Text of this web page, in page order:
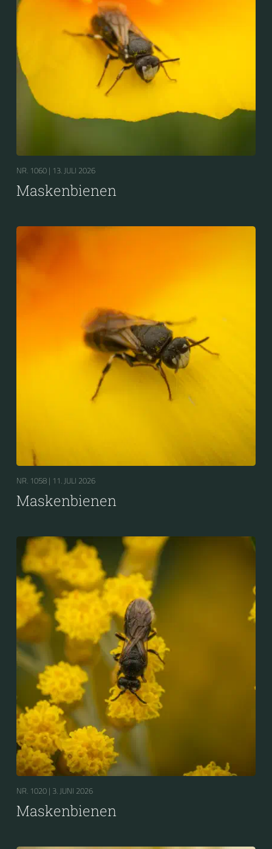
NR. 1060 | 13. JULI 2026
Maskenbienen
NR. 1058 | 11. JULI 2026
Maskenbienen
NR. 1020 | 3. JUNI 2026
Maskenbienen